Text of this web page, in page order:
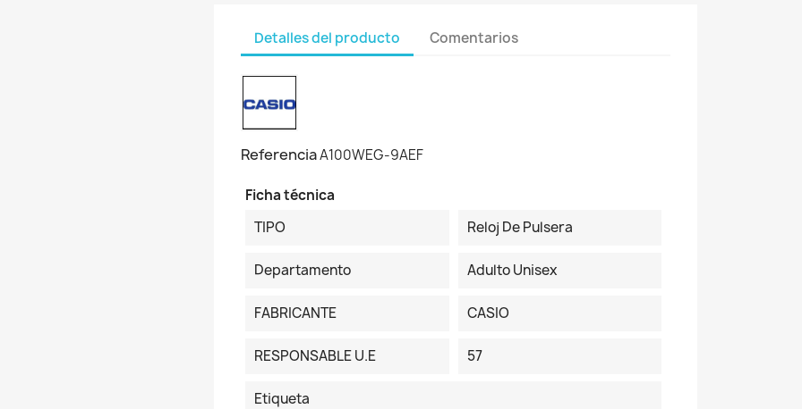
Detalles del producto Comentarios
ReferenciaA100WEG-9AEF
Ficha técnica
TIPO
Reloj De Pulsera
Departamento Adulto Unisex
FABRICANTE CASIO
RESPONSABLE U.E 57
Etiqueta